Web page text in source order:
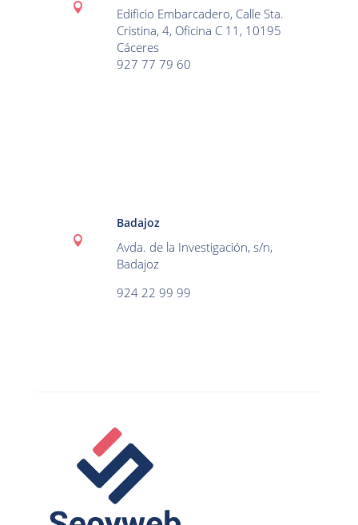

Edificio Embarcadero, Calle Sta.
Cristina, 4, Oficina C 11, 10195
Cáceres
927 77 79 60

Badajoz
Avda. de la Investigación, s/n,
Badajoz
924 22 99 99